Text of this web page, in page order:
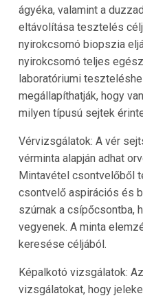
ágyéka, valamint a
eltávolítása tesztelés
nyirokcsomó biopszia
nyirokcsomó teljes
laboratóriumi
megállapíthatják, hogy
milyen típusú sejtek
Vérvizsgálatok: A vér
vérminta alapján adhat
Mintavétel csontvelőből
csontvelő aspirációs és
szúrnak a csípőcsontba,
vegyenek. A minta
keresése céljából.
Képalkotó vizsgálatok:
vizsgálatokat, hogy